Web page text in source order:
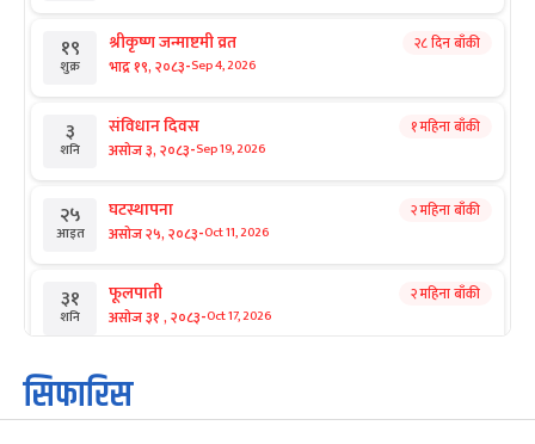
१९
शुक्र
श्रीकृष्ण जन्माष्टमी व्रत
भाद्र १९, २०८३-Sep 4, 2026
२८ दिन बाँकी
३
शनि
संविधान दिवस
असोज ३, २०८३-Sep 19, 2026
१ महिना बाँकी
२५
आइत
घटस्थापना
असोज २५, २०८३-Oct 11, 2026
२ महिना बाँकी
३१
शनि
फूलपाती
असोज ३१ , २०८३-Oct 17, 2026
२ महिना बाँकी
१
आइत
कार्तिक सङ्क्रान्ति
कार्तिक १, २०८३
सिफारिस